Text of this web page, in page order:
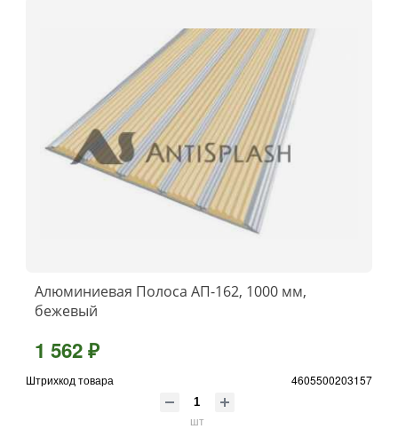
Алюминиевая Полоса АП-162, 1000 мм,
бежевый
1 562 ₽
Штрихкод товара 4605500203157
шт